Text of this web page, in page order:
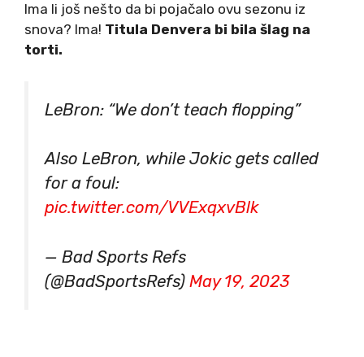
Ima li još nešto da bi pojačalo ovu sezonu iz
snova? Ima! Titula Denvera bi bila šlag na
torti.
LeBron: “We don’t teach flopping”
Also LeBron, while Jokic gets called
for a foul:
pic.twitter.com/VVExqxvBlk
— Bad Sports Refs
(@BadSportsRefs) May 19, 2023